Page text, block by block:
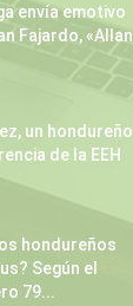
envía emotivo
Fajardo, «Allan
un hondureño
de la EEH
hondureños
Según el
79...